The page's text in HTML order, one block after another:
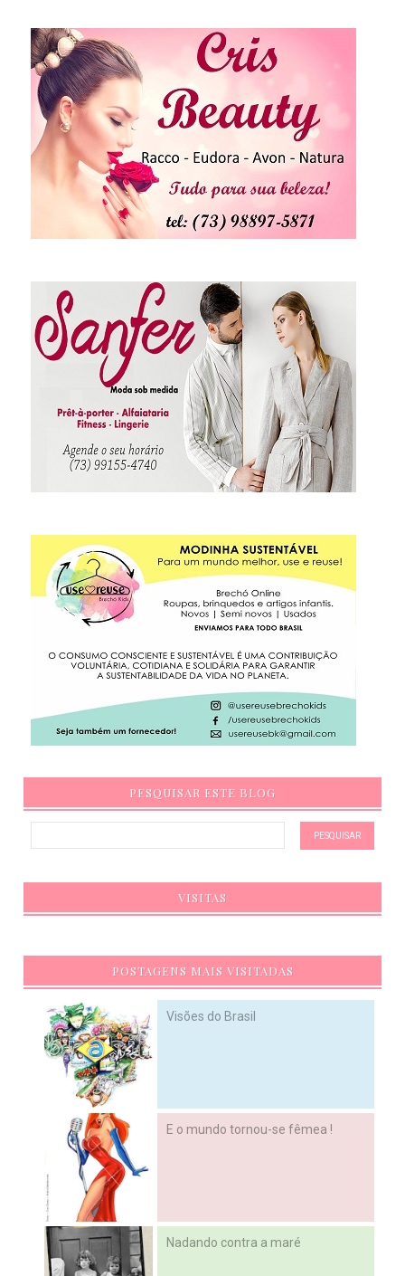
PESQUISAR ESTE BLOG
VISITAS
POSTAGENS MAIS VISITADAS
Visões do Brasil
E o mundo tornou-se fêmea !
Nadando contra a maré